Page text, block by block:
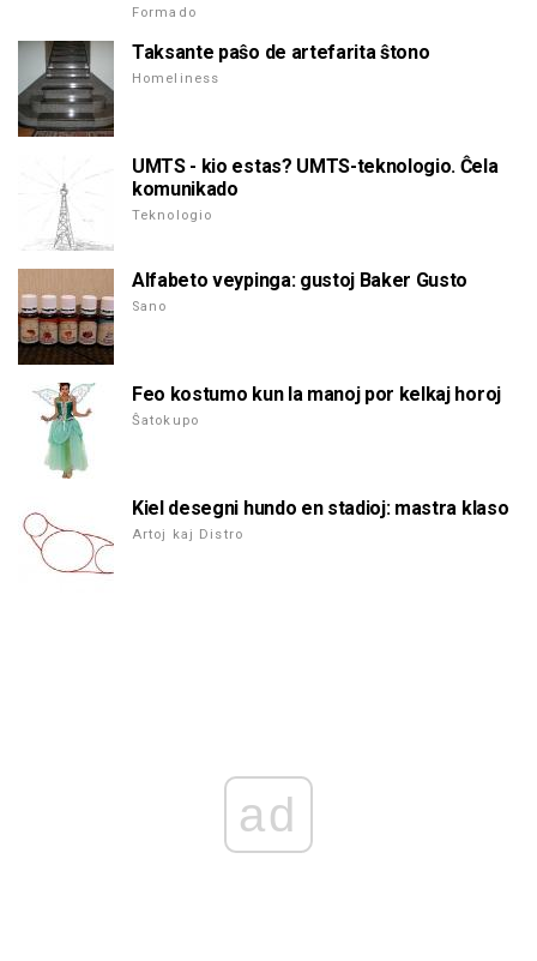
Formado
Taksante paŝo de artefarita ŝtono
Homeliness
UMTS - kio estas? UMTS-teknologio. Ĉela
komunikado
Teknologio
Alfabeto veypinga: gustoj Baker Gusto
Sano
Feo kostumo kun la manoj por kelkaj horoj
Ŝatokupo
Kiel desegni hundo en stadioj: mastra klaso
Artoj kaj Distro
ad